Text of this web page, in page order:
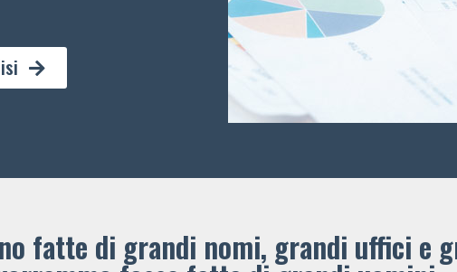
fatte di grandi nomi, grandi uffici e